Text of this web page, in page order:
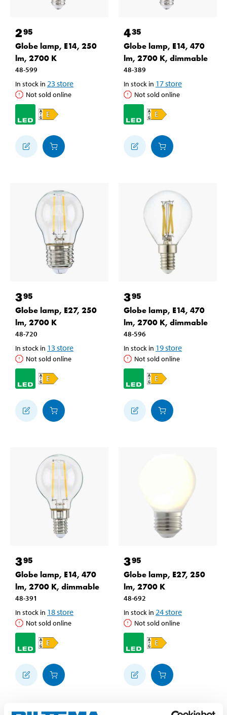
295
Globe lamp, E14, 250
lm, 2700 K
48-599
In stock in 23 store
Not sold online
435
Globe lamp, E14, 470
lm, 2700 K, dimmable
48-389
In stock in 17store
Not sold online
395
Globe lamp, E27, 250
lm, 2700 K
48-720
In stock in 13 store
Not sold online
395
Globe lamp, E14, 470
lm, 2700 K, dimmable
48-596
In stock in 19store
Not sold online
395
Globe lamp, E14, 470
lm, 2700 K, dimmable
48-391
In stock in 18store
Not sold online
395
Globe lamp, E27, 250
lm, 2700 K
48-692
In stock in 24store
Not sold online